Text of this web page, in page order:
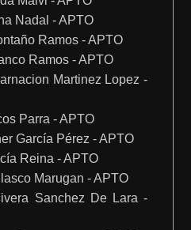
Nadal - APTO
Ramos - APTO
Ramos - APTO
Martinez Lopez -
Parra - APTO
García Pérez - APTO
Reina - APTO
Marugan - APTO
Sanchez De Lara -